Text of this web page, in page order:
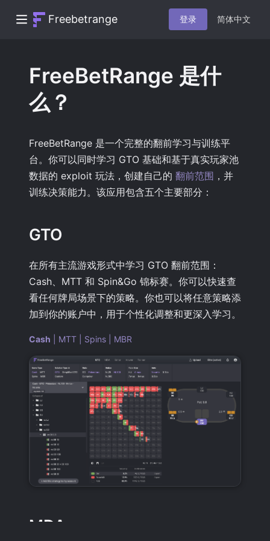
Freebetrange 登录 简体中文
FreeBetRange 是什
么？
FreeBetRange 是一个完整的翻前学习与训练平
台。你可以同时学习 GTO 基础和基于真实玩家池
数据的 exploit 玩法，创建自己的 翻前范围 ，并
训练决策能力。该应用包含五个主要部分：
GTO
在所有主流游戏形式中学习 GTO 翻前范围：
Cash、MTT 和 Spin&Go 锦标赛。你可以快速查
看任何牌局场景下的策略。你也可以将任意策略添
加到你的账户中，用于个性化调整和更深入学习。
Cash MTT Spins MBR
MDA